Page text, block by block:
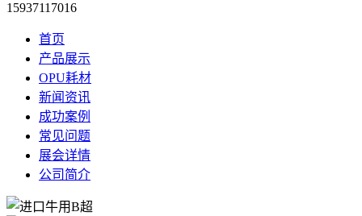
15937117016
首页
产品展示
OPU耗材
新闻资讯
成功案例
常见问题
展会详情
公司简介